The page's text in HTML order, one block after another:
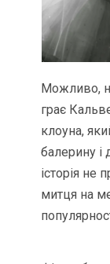
Можливо,
грає
клоуна,
балерину і
історія не
митця на